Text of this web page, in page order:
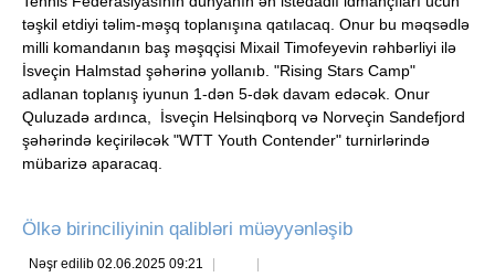
təşkil etdiyi təlim-məşq toplanışına qatılacaq. Onur bu məqsədlə
milli komandanın baş məşqçisi Mixail Timofeyevin rəhbərliyi ilə
İsveçin Halmstad şəhərinə yollanıb. "Rising Stars Camp"
adlanan toplanış iyunun 1-dən 5-dək davam edəcək. Onur
Quluzadə ardınca, İsveçin Helsinqborq və Norveçin Sandefjord
şəhərində keçiriləcək "WTT Youth Contender" turnirlərində
mübarizə aparacaq.
Ölkə birinciliyinin qalibləri müəyyənləşib
Nəşr edilib 02.06.2025 09:21